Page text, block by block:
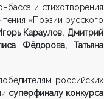
и стихотворения
«Поэзии русского
Караулов, Дмитрий
Фёдорова, Татьяна
российских
суперфиналу конкурса